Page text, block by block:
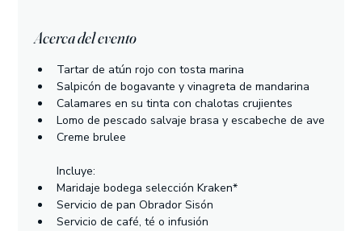
Acerca del evento
Tartar de atún rojo con tosta marina
Salpicón de bogavante y vinagreta de mandarina
Calamares en su tinta con chalotas crujientes
Lomo de pescado salvaje brasa y escabeche de ave
Creme brulee
Incluye:
Maridaje bodega selección Kraken*
Servicio de pan Obrador Sisón
Servicio de café, té o infusión